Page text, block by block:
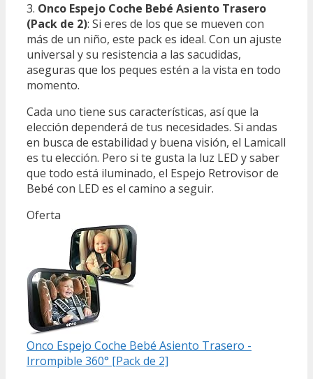
3. Onco Espejo Coche Bebé Asiento Trasero
(Pack de 2): Si eres de los que se mueven con
más de un niño, este pack es ideal. Con un ajuste
universal y su resistencia a las sacudidas,
aseguras que los peques estén a la vista en todo
momento.
Cada uno tiene sus características, así que la
elección dependerá de tus necesidades. Si andas
en busca de estabilidad y buena visión, el Lamicall
es tu elección. Pero si te gusta la luz LED y saber
que todo está iluminado, el Espejo Retrovisor de
Bebé con LED es el camino a seguir.
Oferta
Onco Espejo Coche Bebé Asiento Trasero -
Irrompible 360° [Pack de 2]